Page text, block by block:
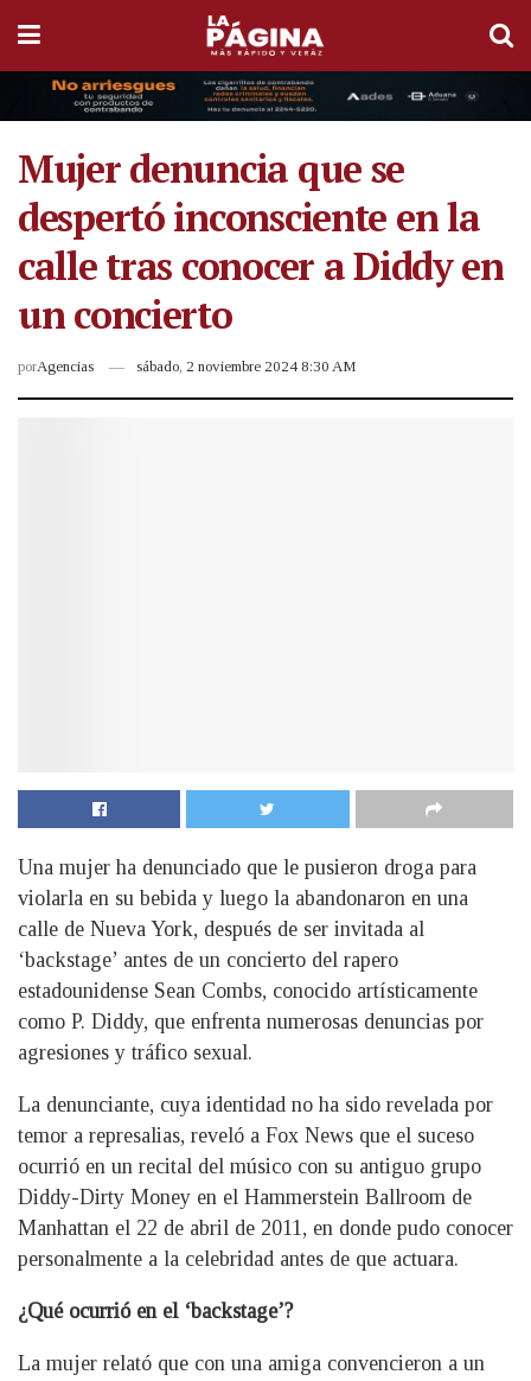
Mujer denuncia que se
despertó inconsciente en la
calle tras conocer a Diddy en
un concierto
porAgencias sábado, 2 noviembre 2024 8:30 AM
Una mujer ha denunciado que le pusieron droga para
violarla en su bebida y luego la abandonaron en una
calle de Nueva York, después de ser invitada al
‘backstage’ antes de un concierto del rapero
estadounidense Sean Combs, conocido artísticamente
como P. Diddy, que enfrenta numerosas denuncias por
agresiones y tráfico sexual.
La denunciante, cuya identidad no ha sido revelada por
temor a represalias, reveló a Fox News que el suceso
ocurrió en un recital del músico con su antiguo grupo
Diddy-Dirty Money en el Hammerstein Ballroom de
Manhattan el 22 de abril de 2011, en donde pudo conocer
personalmente a la celebridad antes de que actuara.
¿Qué ocurrió en el ‘backstage’?
La mujer relató que con una amiga convencieron a un